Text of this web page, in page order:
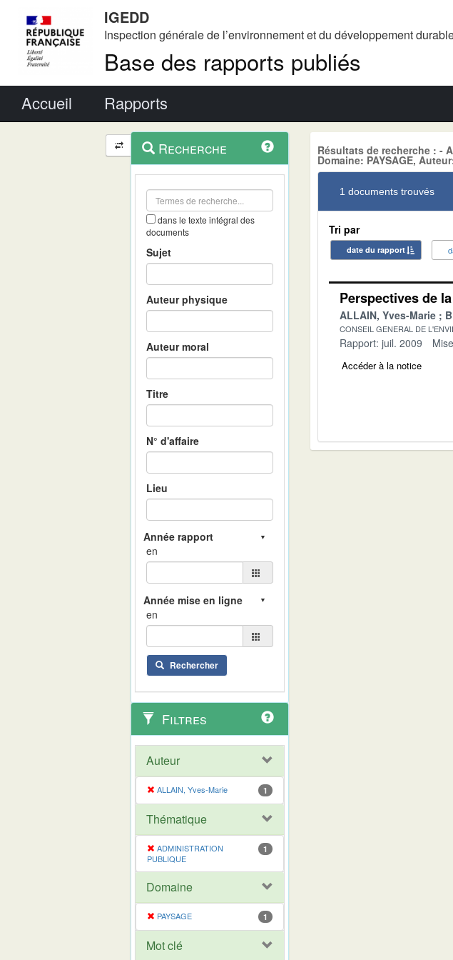
IGEDD
Inspection générale de l’environnement et du développement
Base des rapports publiés
Accueil Rapports
Navigation
et
outils
contextuel
Recherche
dans le texte intégral des
documents
Sujet
Auteur physique
Auteur moral
Titre
N° d'affaire
Lieu
en
en
Rechercher
Filtres
Auteur
ALLAIN, Yves-Marie 1
Thématique
ADMINISTRATION
PUBLIQUE
1
Domaine
PAYSAGE 1
Mot clé
Résultats de recherche : -
Domaine: PAYSAGE,
1 documents trouvés
Tri par
date du rapport
Perspectives de
ALLAIN, Yves-Marie
CONSEIL GENERAL DE
Rapport: juil. 2009
Accéder à la notice